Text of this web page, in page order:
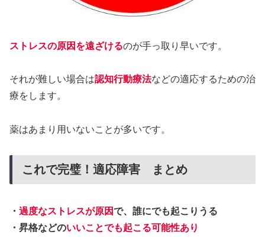
ストレスの原因を遠ざけるのが手っ取り早いです。
それが難しい場合は認知行動療法などの適応するための治
療をします。
薬はあまり用いないことが多いです。
これで完璧！適応障害 まとめ
・ 過度なストレスが原因で、誰にでも起こりうる
・昇格などのいいことでも起こる可能性あり